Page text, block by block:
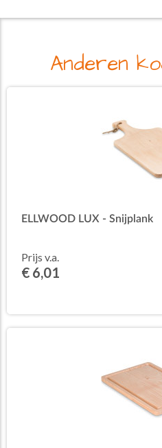
Anderen
ELLWOOD LUX - Snijplank
Prijs v.a.
€ 6,01